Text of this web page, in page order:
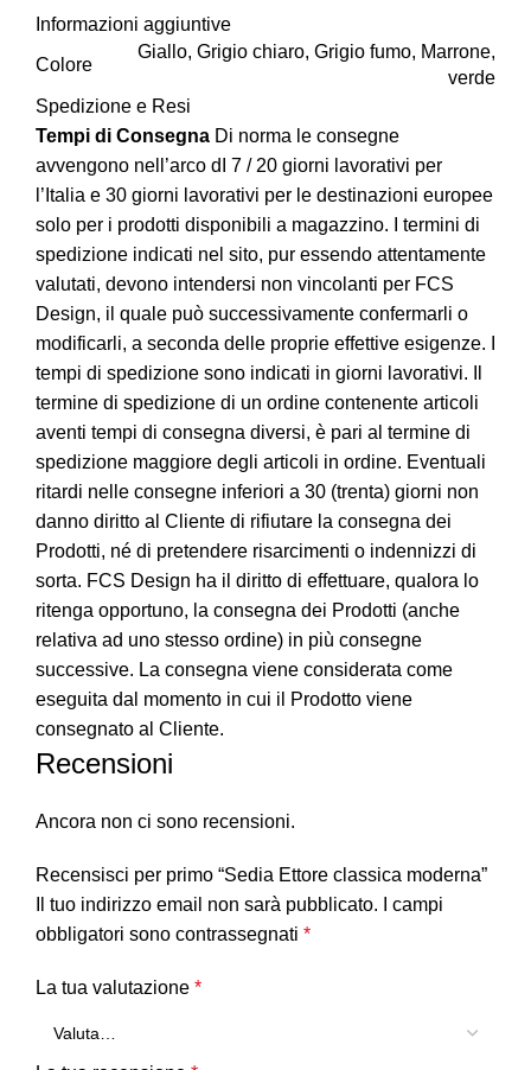
Informazioni aggiuntive
Colore
Giallo, Grigio chiaro, Grigio fumo, Marrone,
verde
Spedizione e Resi
Tempi di Consegna Di norma le consegne
avvengono nell’arco dI 7 / 20 giorni lavorativi per
l’Italia e 30 giorni lavorativi per le destinazioni europee
solo per i prodotti disponibili a magazzino. I termini di
spedizione indicati nel sito, pur essendo attentamente
valutati, devono intendersi non vincolanti per FCS
Design, il quale può successivamente confermarli o
modificarli, a seconda delle proprie effettive esigenze. I
tempi di spedizione sono indicati in giorni lavorativi. Il
termine di spedizione di un ordine contenente articoli
aventi tempi di consegna diversi, è pari al termine di
spedizione maggiore degli articoli in ordine. Eventuali
ritardi nelle consegne inferiori a 30 (trenta) giorni non
danno diritto al Cliente di rifiutare la consegna dei
Prodotti, né di pretendere risarcimenti o indennizzi di
sorta. FCS Design ha il diritto di effettuare, qualora lo
ritenga opportuno, la consegna dei Prodotti (anche
relativa ad uno stesso ordine) in più consegne
successive. La consegna viene considerata come
eseguita dal momento in cui il Prodotto viene
consegnato al Cliente.
Recensioni
Ancora non ci sono recensioni.
Recensisci per primo “Sedia Ettore classica moderna”
Il tuo indirizzo email non sarà pubblicato.
I campi
obbligatori sono contrassegnati *
La tua valutazione *